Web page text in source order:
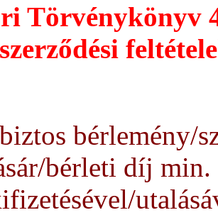
Törvénykönyv
bérlemény/
bérleti díj min.